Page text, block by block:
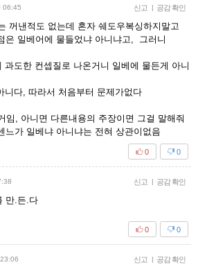
06:45 신고 | 공감 확인
꺼낸적도 없는데 혼자 쉐도우복싱하지말고
은 일베어에 물들었냐 아니냐고, 그러니
과도한 컨셉질로 나온거니 일베에 물든게 아니
니다, 따라서 처음부터 문제가없다
임, 아니면 다른내용의 주장이면 그걸 말해줘
느가 일베냐 아니냐는 전혀 상관이없음
0
0
신고 | 공감 확인
만.든.다
0
0
신고 | 공감 확인